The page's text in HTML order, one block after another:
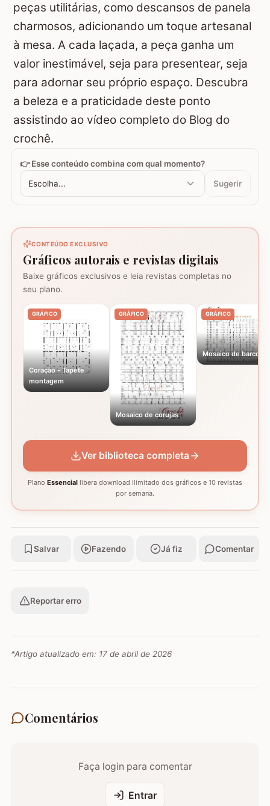
peças utilitárias, como descansos de panela
charmosos, adicionando um toque artesanal
à mesa. A cada laçada, a peça ganha um
valor inestimável, seja para presentear, seja
para adornar seu próprio espaço. Descubra
a beleza e a praticidade deste ponto
assistindo ao vídeo completo do Blog do
crochê.
👉 Esse conteúdo combina com qual momento?
Escolha... Sugerir
CONTEÚDO EXCLUSIVO
Gráficos autorais e revistas digitais
Baixe gráficos exclusivos e leia revistas completas no
seu plano.
GRÁFICO
Coração - Tapete
montagem
GRÁFICO
Mosaico de corujas
GRÁFICO
Mosaico de barcos
Ver biblioteca completa
Plano Essencial libera download ilimitado dos gráficos e 10 revistas
por semana.
Salvar Fazendo Já fiz Comentar
Reportar erro
*Artigo atualizado em: 17 de abril de 2026
Comentários
Faça login para comentar
Entrar